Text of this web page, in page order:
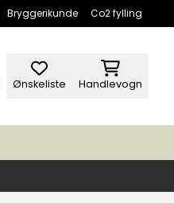
Bryggerikunde Co2 fylling
Ønskeliste Handlevogn